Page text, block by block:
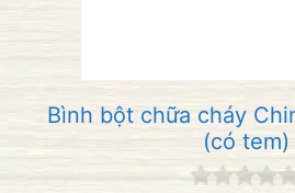
Bình bột chữa cháy
(có tem)